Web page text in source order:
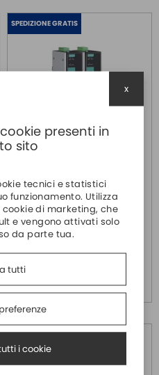
SPEDIZIONE GRATIS
IMC-P101-M-SC-T
Convertitore PoE da
10/100basetx a 100basefx
multimodale con connettori sc,
48vdc -40 +75c°
Oltre 5 pezzi:
€ 684,80
SPEDIZIONE GRATIS
presenti in
sito
tecnici e statistici
funzionamento. Utilizza
di marketing, che
e vengono attivati solo
da parte tua.
tutti
i cookie
x